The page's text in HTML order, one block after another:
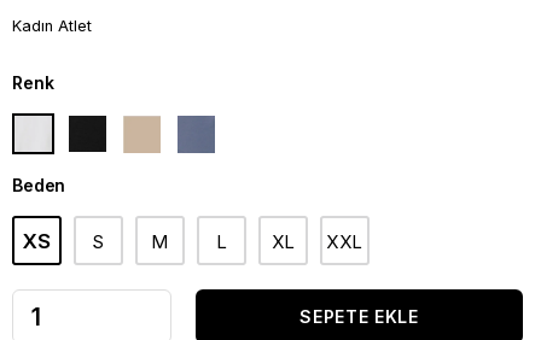
Kadın Atlet
Renk
Beden
XS S M L XL XXL